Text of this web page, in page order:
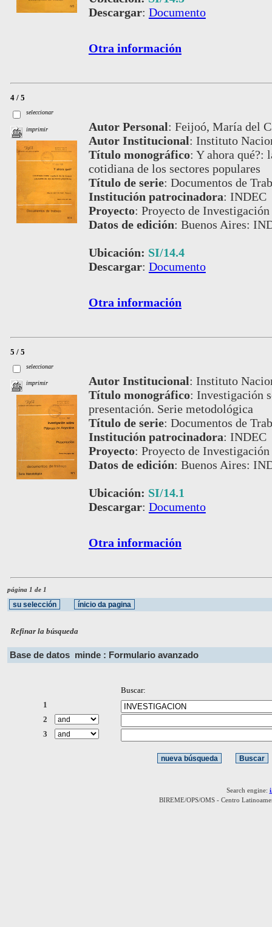
Descargar: Documento
Otra información
4 / 5
seleccionar
imprimir Autor Personal: Feijoó, María del
Autor Institucional: Instituto
Título monográfico: Y ahora qué?:
cotidiana de los sectores populares
Título de serie: Documentos de
Institución patrocinadora: INDEC
Proyecto: Proyecto de
Datos de edición: Buenos Aires:
Ubicación: SI/14.4
Descargar: Documento
Otra información
5 / 5
seleccionar
imprimir Autor Institucional: Instituto
Título monográfico: Investigación
presentación. Serie metodológica
Título de serie: Documentos de
Institución patrocinadora: INDEC
Proyecto: Proyecto de
Datos de edición: Buenos Aires:
Ubicación: SI/14.1
Descargar: Documento
Otra información
página 1 de 1
Refinar la búsqueda
Base de datos minde : Formulario avanzado
Buscar:
1
2
3
Search engine:
BIREME/OPS/OMS - Centro